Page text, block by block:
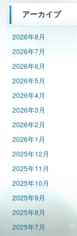
アーカイブ
2026年8月
2026年7月
2026年6月
2026年5月
2026年4月
2026年3月
2026年2月
2026年1月
2025年12月
2025年11月
2025年10月
2025年9月
2025年8月
2025年7月